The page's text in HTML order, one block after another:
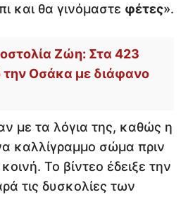
και θα γινόμαστε φέτες».
Ζώη: Στα 423
Οσάκα με διάφανο
με τα λόγια της, καθώς η
καλλίγραμμο σώμα πριν
Το βίντεο έδειξε την
τις δυσκολίες των